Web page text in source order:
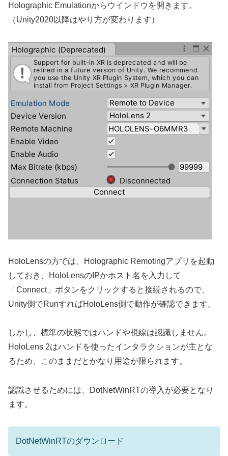
Holographic Emulationからウインドウを開きます。
（Unity2020以降はやり方が変わります）
HoloLensの方では、Holographic Remotingアプリを起動
しておき、HoloLensのIPかホスト名を入力して
「Connect」ボタンをクリックすると接続されるので、
Unity側でRunすればHoloLens側で動作が確認できます。
しかし、標準の状態ではハンドや視線は認識しません。
HoloLens 2はハンドを使ったインタラクションが主とな
るため、このままだとかなり用途が限られます。
認識させるためには、DotNetWinRTの導入が必要となり
ます。
DotNetWinRTのダウンロード